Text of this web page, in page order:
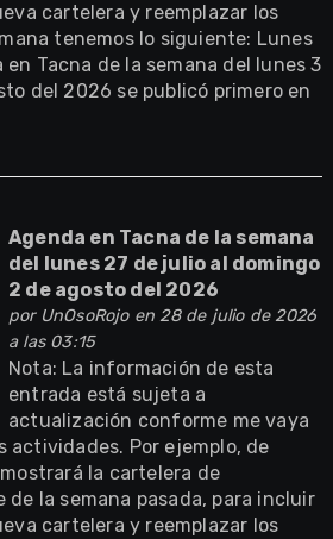
cartelera y reemplazar los
tenemos lo siguiente: Lunes
Tacna de la semana del lunes 3
del 2026 se publicó primero en
Agenda en Tacna de la semana
del lunes 27 de julio al domingo
2 de agosto del 2026
por UnOsoRojoen 28 de julio de 2026
a las 03:15
Nota: La información de esta
entrada está sujeta a
actualización conforme me vaya
actividades. Por ejemplo, de
la cartelera de
de la semana pasada, para incluir
cartelera y reemplazar los